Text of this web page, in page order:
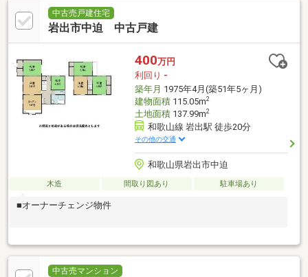
中古売戸建住宅
岩出市中迫 中古戸建
400万円
利回り -
築年月 1975年4月(築51年5ヶ月)
建物面積115.05m2
土地面積137.99m2
和歌山線 岩出駅 徒歩20分
その他の交通
和歌山県岩出市中迫
木造 間取り図あり 駐車場あり
■オーナーチェンジ物件
中古売マンション